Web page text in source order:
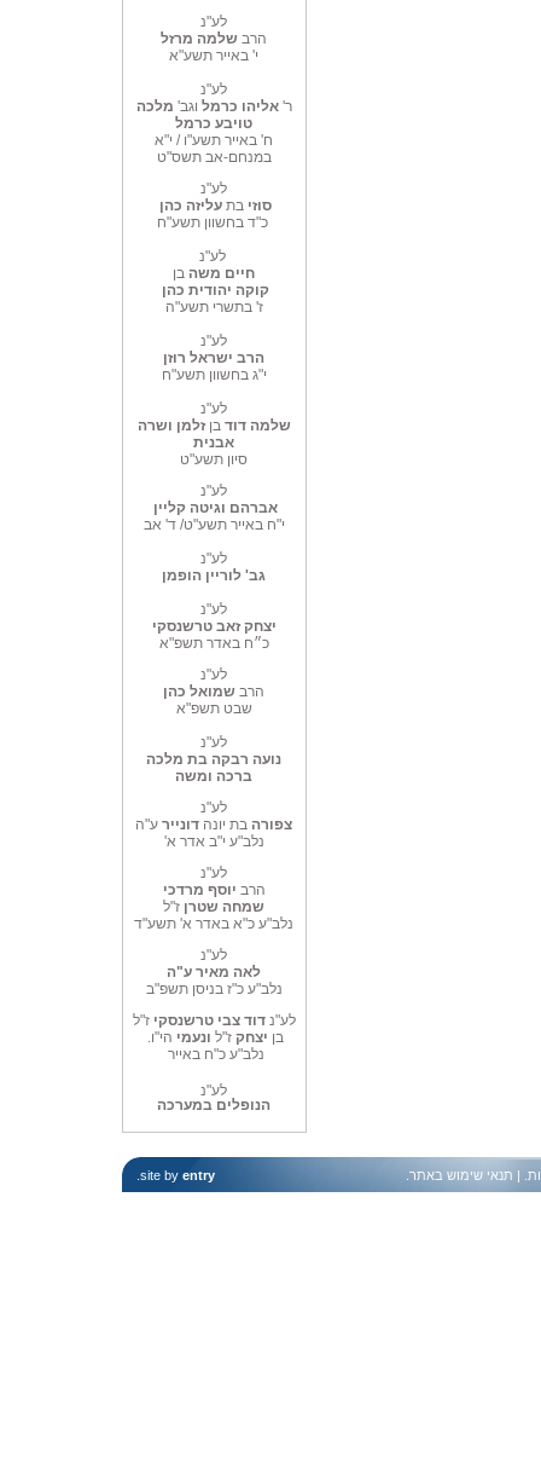
לע"נ
הרב שלמה מרזל
י' באייר תשע"א
לע"נ
ר'אליהו כרמל וגב' מלכה
טויבע כרמל
ח' באייר תשע"ו / י"א
במנחם-אב תשס"ט
לע"נ
סוזי בת עליזה כהן
כ"ד בחשוון תשע"ח
לע"נ
חיים משה בן
קוקה יהודית כהן
ז' בתשרי תשע"ה
לע"נ
הרב ישראל רוזן
י"ג בחשוון תשע"ח
לע"נ
שלמה דודבן זלמן ושרה
אבנית
סיון תשע"ט
לע"נ
אברהם וגיטה קליין
י"ח באייר תשע"ט/ ד' אב
לע"נ
גב' לוריין הופמן
לע"נ
יצחק זאב טרשנסקי
כ״ח באדר תשפ"א
לע"נ
הרב שמואל כהן
שבט תשפ"א
לע"נ
נועה רבקה בת מלכה
ברכה ומשה
לע"נ
צפורה בת יונה דונייר ע"ה
נלב"ע י"ב אדר א'
לע"נ
הרב יוסף מרדכי
שמחה שטרן ז"ל
נלב"ע כ"א באדר א' תשע"ד
לע"נ
לאה מאיר ע"ה
נלב"ע כ"ז בניסן תשפ"ב
לע"נדוד צבי טרשנסקי ז"ל
בן יצחק ז"לונעמי הי"ו.
נלב"ע כ"ח באייר
לע"נ
הנופלים במערכה
site by entry . | תנאי שימוש באתר